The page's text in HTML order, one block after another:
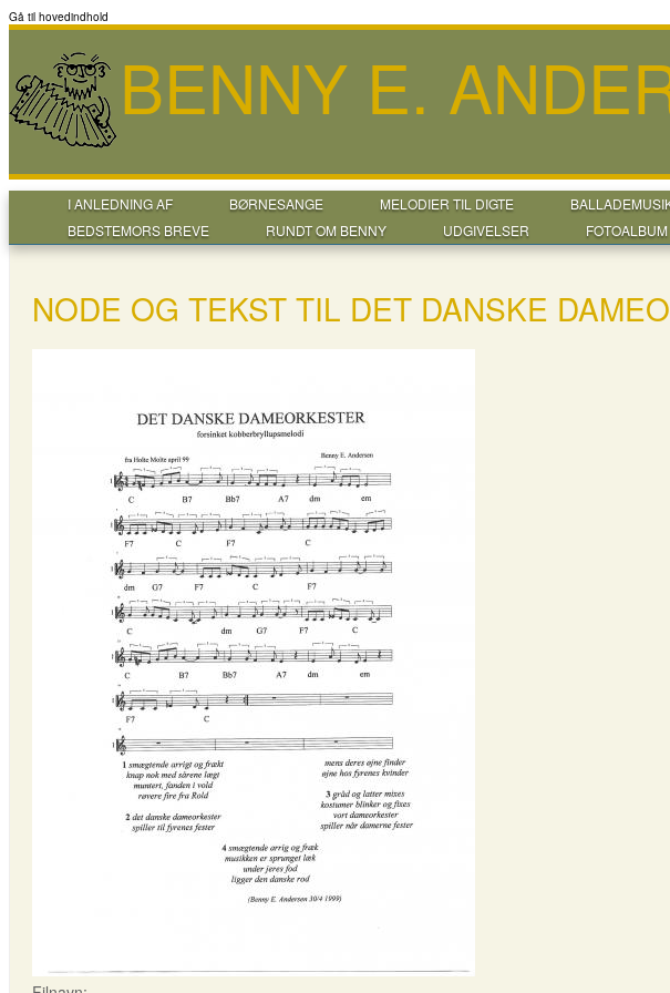
Gå til hovedindhold
BENNY E.
I ANLEDNING AF BØRNESANGE MELODIER TIL DIGTE
BEDSTEMORS BREVE
RUNDT OM BENNY UDGIVELSER FOTOALBUM
NODE OG TEKST TIL DET DANSKE